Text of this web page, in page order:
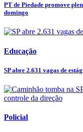
PT de Piedade promove
domingo
Educação
SP abre 2.631 vagas de
Policial